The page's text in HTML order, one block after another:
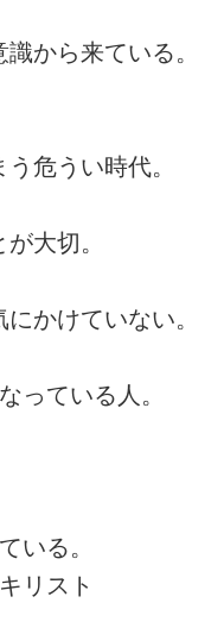
から来ている。
危うい時代。
大切。
かけていない。
っている人。
いる。
リスト